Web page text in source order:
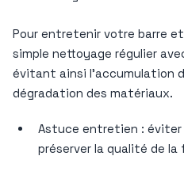
Pour entretenir votre barre
simple nettoyage régulier
évitant ainsi l’accumulation
dégradation des matériaux.
Astuce entretien :
préserver la qualité de